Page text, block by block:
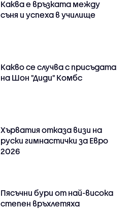
Каква е връзката между
съня и успеха в училище
Какво се случва с присъдата
на Шон "Диди" Комбс
Хърватия отказа визи на
руски гимнастички за Евро
2026
Пясъчни бури от най-висока
степен връхлетяха